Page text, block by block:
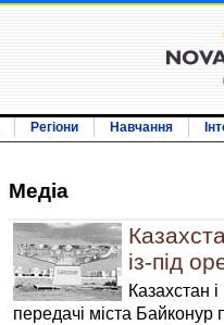
Регіони Навчання
Медiа
із-під
Казахстан
передачі міста Байконур